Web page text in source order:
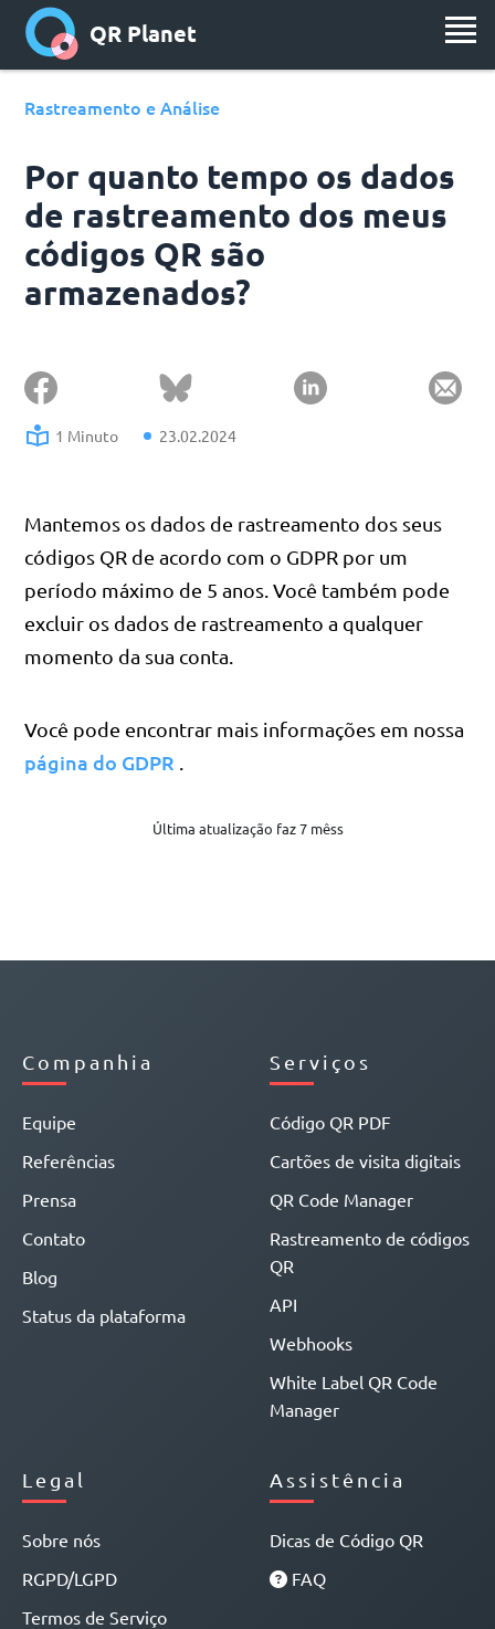
QR Planet
Rastreamento e Análise
Por quanto tempo os dados
de rastreamento dos meus
códigos QR são
armazenados?
1 Minuto 23.02.2024
Mantemos os dados de rastreamento dos seus
códigos QR de acordo com o GDPR por um
período máximo de 5 anos. Você também pode
excluir os dados de rastreamento a qualquer
momento da sua conta.
Você pode encontrar mais informações em nossa
página do GDPR
Última atualização faz 7 mêss
Companhia
Equipe
Referências
Prensa
Contato
Blog
Status da plataforma
Serviços
Código QR PDF
Cartões de visita digitais
QR Code Manager
Rastreamento de códigos
QR
API
Webhooks
White Label QR Code
Manager
Legal
Sobre nós
RGPD/LGPD
Termos de Serviço
Assistência
Dicas de Código QR
FAQ